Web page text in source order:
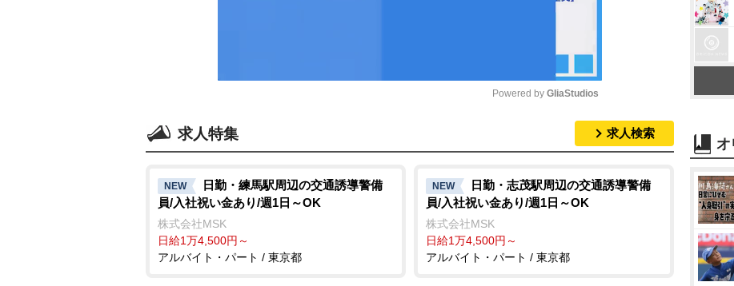
t
e
Powered by GliaStudios
求人特集 求人検索
NEW
日勤・練馬駅周辺の交通誘導警備
員/入社祝い金あり/週1日～OK
株式会社MSK
日給1万4,500円～
アルバイト・パート / 東京都
NEW
日勤・志茂駅周辺の交通誘導警備
員/入社祝い金あり/週1日～OK
株式会社MSK
日給1万4,500円～
アルバイト・パート / 東京都